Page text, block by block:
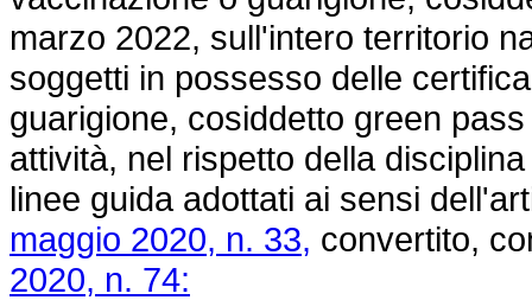
marzo 2022, sull'intero territorio
soggetti in possesso delle
guarigione, cosiddetto green
attività, nel rispetto della
linee guida adottati ai sensi
maggio 2020, n. 33, convertito,
2020, n. 74: